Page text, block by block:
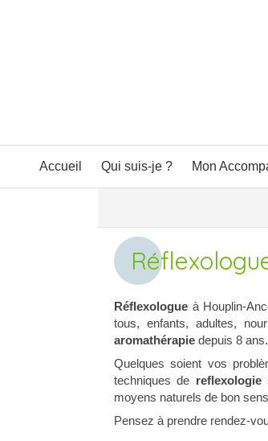
Accueil Qui suis-je ? Mon
Réflexologue à Houplin-
tous, enfants, adultes,
aromathérapie depuis 8 ans.
Quelques soient vos
techniques de reflexologie
moyens naturels de bon
Pensez à prendre rendez-